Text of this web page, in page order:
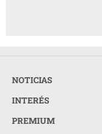
NOTICIAS
INTERÉS
PREMIUM